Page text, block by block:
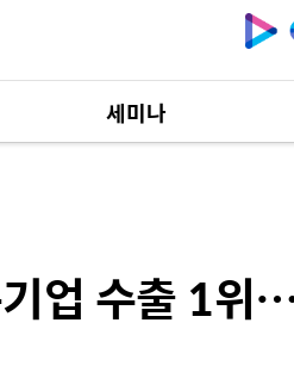
세미나
출 1위…해외 수출 2868억 원
업 수출 1